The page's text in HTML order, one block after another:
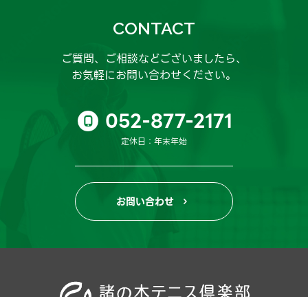
CONTACT
ご質問、ご相談などございましたら、
お気軽にお問い合わせください。
 052-877-2171
定休日：年末年始
お問い合わせ 